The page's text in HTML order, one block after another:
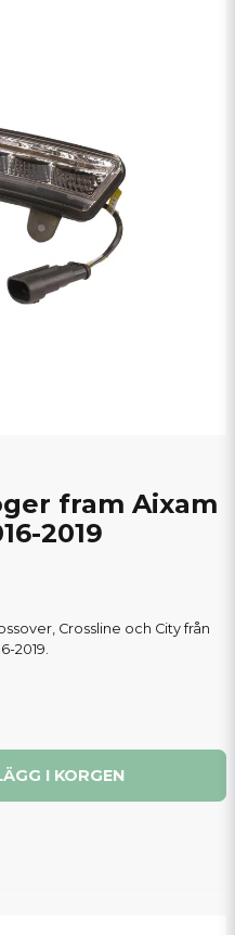
fram Aixam
2019
Crossline och City från
2019.
I KORGEN